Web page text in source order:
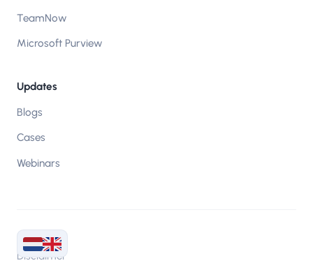
TeamNow
Microsoft Purview
Updates
Blogs
Cases
Webinars
Disclaimer